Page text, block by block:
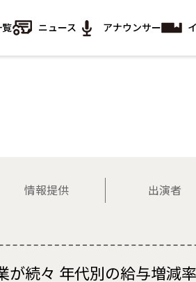
覧 ニュース アナウンサー
情報提供 出演者
が続々 年代別の給与増減